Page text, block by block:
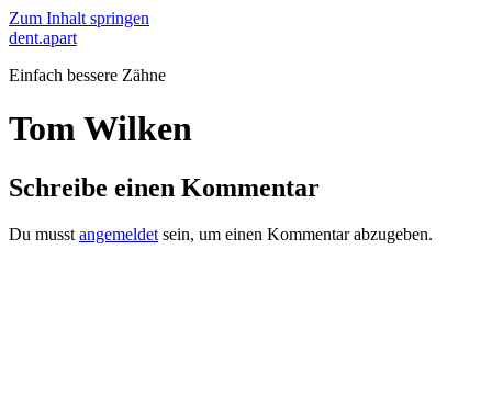
Zum Inhalt springen
dent.apart
Einfach bessere Zähne
Tom Wilken
Schreibe einen Kommentar
Du musst angemeldet sein, um einen Kommentar abzugeben.